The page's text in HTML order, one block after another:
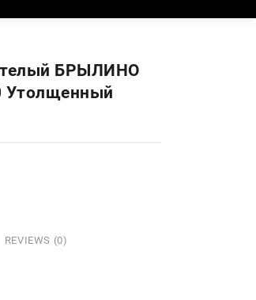
БРЫЛИНО
REVIEWS (0)